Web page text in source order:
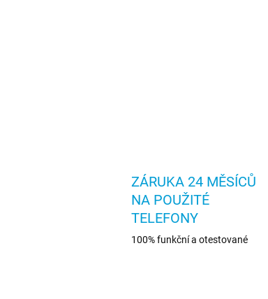
ZÁRUKA 24 MĚSÍCŮ
NA POUŽITÉ
TELEFONY
100% funkční a otestované